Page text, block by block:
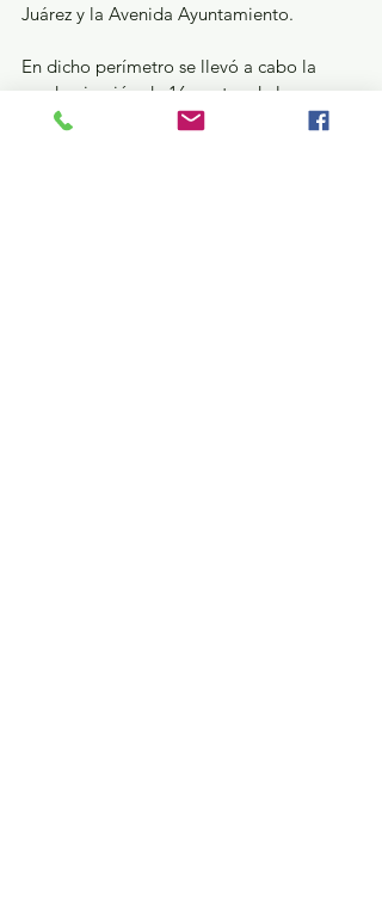
Juárez y la Avenida Ayuntamiento.
En dicho perímetro se llevó a cabo la
modernización de 16 puntos de luz
existentes con tecnología LED de alta